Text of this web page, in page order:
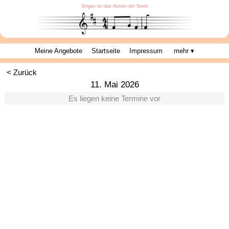
Singen ist das Atmen der Seele
Meine Angebote Startseite Impressum mehr ▾
< Zurück
11. Mai 2026
Es liegen keine Termine vor